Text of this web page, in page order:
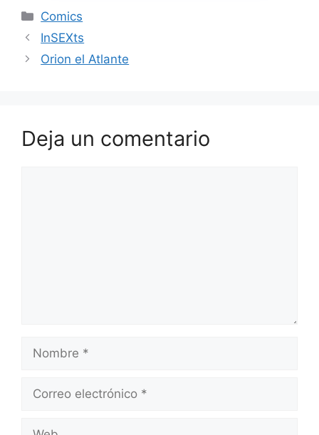
Categorías
Comics
InSEXts
Orion el Atlante
Deja un comentario
Nombre
Correo
Web